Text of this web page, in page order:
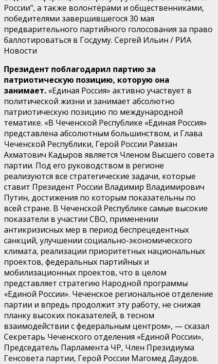
России", а также волонтёрами и общественниками,
победителями завершившегося 30 мая
предварительного партийного голосования за право
баллотироваться в Госдуму. Сергей Ильин / РИА
Новости
Президент поблагодарил партию за
патриотическую позицию, которую она
занимает. «Единая Россия» активно участвует в
политической жизни и занимает абсолютно
патриотическую позицию по международной
тематике. «В Чеченской Республике «Единая Россия»
представлена абсолютным большинством, и Глава
Чеченской Республики, Герой России Рамзан
Ахматович Кадыров является Членом Высшего совета
партии. Под его руководством в регионе
реализуются все стратегические задачи, которые
ставит Президент России Владимир Владимирович
Путин, достижения по которым показательны по
всей стране. В Чеченской Республике самые высокие
показатели в участии СВО, применении
антикризисных мер в период беспрецедентных
санкций, улучшении социально-экономического
климата, реализации приоритетных национальных
проектов, федеральных партийных и
мобилизационных проектов, что в целом
представляет стратегию Народной программы
«Единой России». Чеченское региональное отделение
партии и впредь продолжит эту работу, не снижая
планку высоких показателей, в тесном
взаимодействии с федеральным центром», — сказал
Секретарь Чеченского отделения «Единой России»,
Председатель Парламента ЧР, Член Президиума
Генсовета партии, Герой России Магомед Даудов.